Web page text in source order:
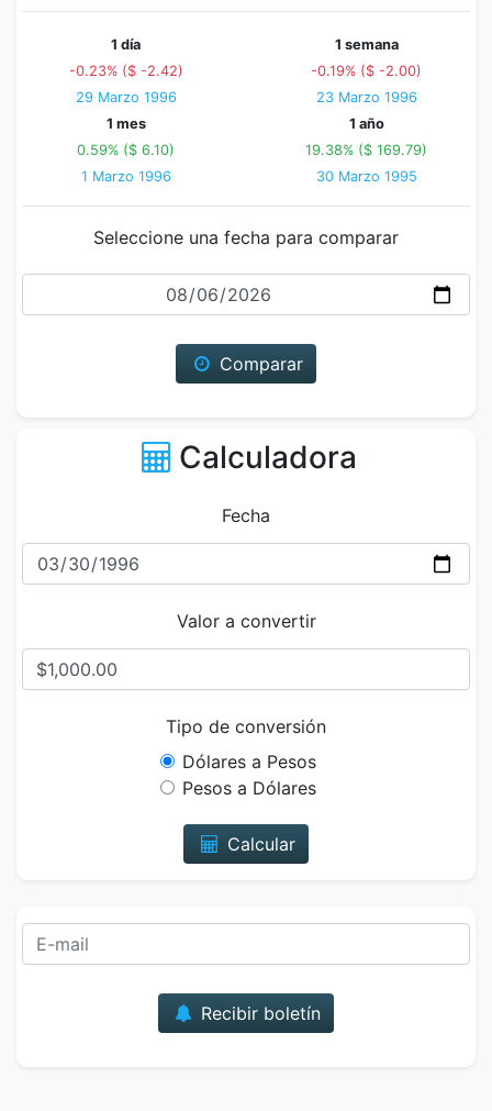
1 día
-0.23% ($ -2.42)
29 Marzo 1996
1 semana
-0.19% ($ -2.00)
23 Marzo 1996
1 mes
0.59% ($ 6.10)
1 Marzo 1996
1 año
19.38% ($ 169.79)
30 Marzo 1995
Seleccione una fecha para comparar
Fecha
Comparar
Calculadora
Fecha
Valor a convertir
Tipo de conversión
Dólares a Pesos
Pesos a Dólares
Calcular
Recibir boletín